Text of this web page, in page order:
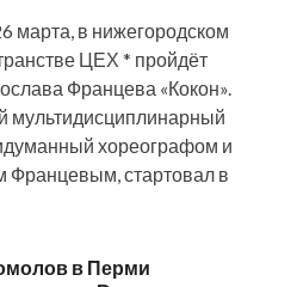
марта, в нижегородском
ЦЕХ * пройдёт
Францева «Кокон».
хореографом и
стартовал в
в Перми